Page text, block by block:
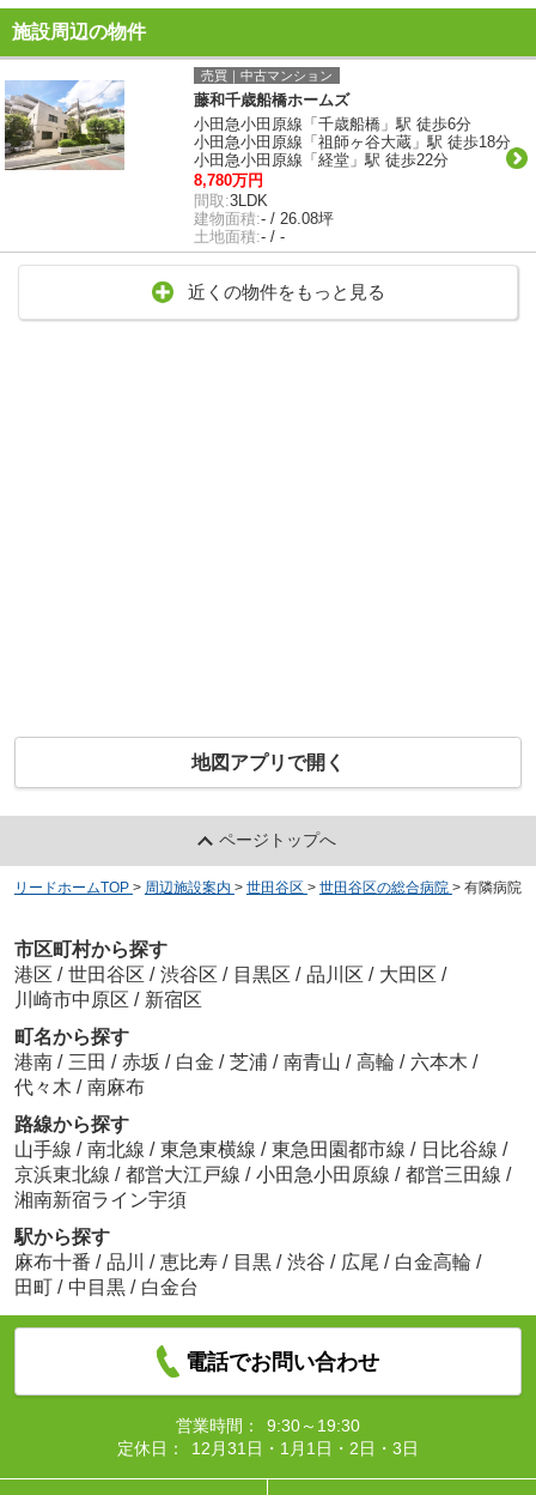
施設周辺の物件
売買｜中古マンション
藤和千歳船橋ホームズ
小田急小田原線「千歳船橋」駅 徒歩6分
小田急小田原線「祖師ヶ谷大蔵」駅 徒歩18分
小田急小田原線「経堂」駅 徒歩22分
8,780万円
間取:3LDK
建物面積:- / 26.08坪
土地面積:- / -
近くの物件をもっと見る
地図アプリで開く
ページトップへ
リードホームTOP > 周辺施設案内 > 世田谷区 > 世田谷区の総合病院 > 有隣病院
市区町村から探す
港区 / 世田谷区 / 渋谷区 / 目黒区 / 品川区 / 大田区 /
川崎市中原区 / 新宿区
町名から探す
港南 / 三田 / 赤坂 / 白金 / 芝浦 / 南青山 / 高輪 / 六本木 /
代々木 / 南麻布
路線から探す
山手線 / 南北線 / 東急東横線 / 東急田園都市線 / 日比谷線 /
京浜東北線 / 都営大江戸線 / 小田急小田原線 / 都営三田線 /
湘南新宿ライン宇須
駅から探す
麻布十番 / 品川 / 恵比寿 / 目黒 / 渋谷 / 広尾 / 白金高輪 /
田町 / 中目黒 / 白金台
電話でお問い合わせ
営業時間：
9:30～19:30
定休日：
12月31日・1月1日・2日・3日